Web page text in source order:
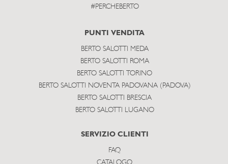
#PERCHEBERTO
PUNTI VENDITA
BERTO SALOTTI MEDA
BERTO SALOTTI ROMA
BERTO SALOTTI TORINO
BERTO SALOTTI NOVENTA PADOVANA (PADOVA)
BERTO SALOTTI BRESCIA
BERTO SALOTTI LUGANO
SERVIZIO CLIENTI
FAQ